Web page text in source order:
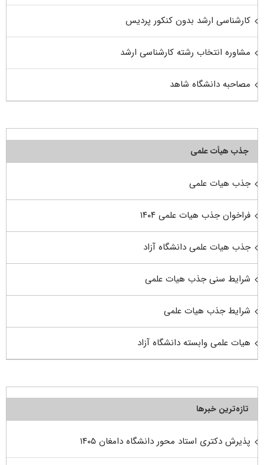
کارشناسی ارشد بدون کنکور پردیس
مشاوره انتخاب رشته کارشناسی ارشد
مصاحبه دانشگاه شاهد
جذب هیأت علمی
جذب هیات علمی
فراخوان جذب هیات علمی ۱۴۰۴
جذب هیات علمی دانشگاه آزاد
شرایط سنی جذب هیات علمی
شرایط جذب هیات علمی
هیات علمی وابسته دانشگاه آزاد
تازه‌ترین خبرها
پذیرش دکتری استاد محور دانشگاه دامغان ۱۴۰۵